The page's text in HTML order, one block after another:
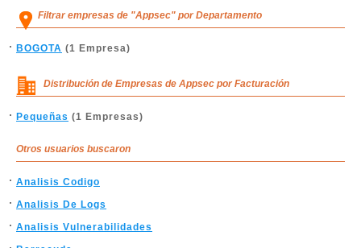
Filtrar empresas de "Appsec" por Departamento
BOGOTA (1 Empresa)
Distribución de Empresas de Appsec por Facturación
Pequeñas (1 Empresas)
Otros usuarios buscaron
Analisis Codigo
Analisis De Logs
Analisis Vulnerabilidades